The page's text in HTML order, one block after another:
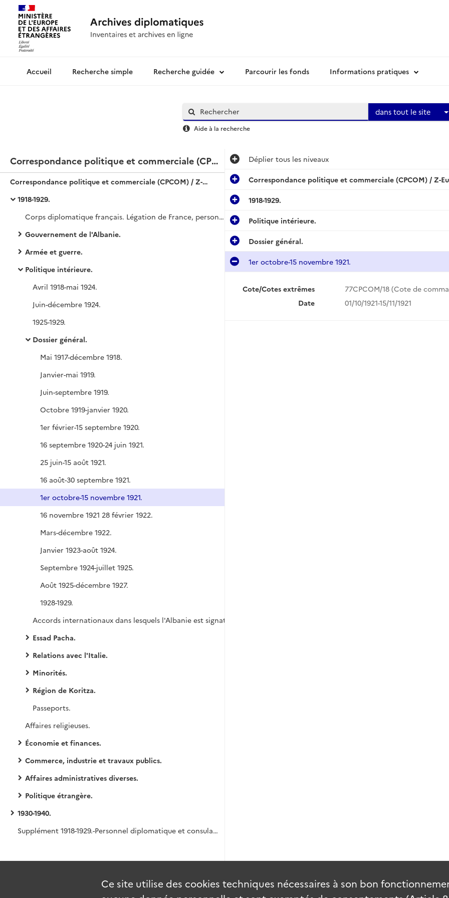
Archives diplomatiquesRecherche simple Recherche guidée Parcourir les fonds Informations pratiques
dans tout le site
Aide à la recherche
Correspondance politique et commerciale (CPCOM) / Z-Europe / Albanie
Correspondance politique et commerciale (CPCOM) / Z-Europe / Albanie
1918-1929.
Corps diplomatique français. Légation de France, personnel diplomatique, etc.
Gouvernement de l'Albanie.
Armée et guerre.
Politique intérieure.
Avril 1918-mai 1924.
Juin-décembre 1924.
1925-1929.
Dossier général.
Mai 1917-décembre 1918.
Janvier-mai 1919.
Juin-septembre 1919.
Octobre 1919-janvier 1920.
1er février-15 septembre 1920.
16 septembre 1920-24 juin 1921.
25 juin-15 août 1921.
16 août-30 septembre 1921.
1er octobre-15 novembre 1921.
16 novembre 1921 28 février 1922.
Mars-décembre 1922.
Janvier 1923-août 1924.
Septembre 1924-juillet 1925.
Août 1925-décembre 1927.
1928-1929.
Essad Pacha.
Relations avec l'Italie.
Minorités.
Région de Koritza.
Passeports.
Affaires religieuses.
Économie et finances.
Commerce, industrie et travaux publics.
Affaires administratives diverses.
Politique étrangère.
1930-1940.
Supplément 1918-1929.-Personnel diplomatique et consulaire français [4 pièces].
Déplier tous les niveaux
Correspondance politique et commerciale (CPCOM) / Z-
1918-1929.
Politique intérieure.
Dossier général.
1er octobre-15 novembre 1921.
Cote/Cotes extrêmes
77CPCOM/18 (Cote de
Date
01/10/1921-15/11/1921
Ce site utilise des cookies techniques nécessaires à son bon